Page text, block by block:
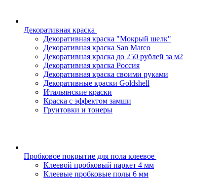
Декоративная краска
Декоративная краска "Мокрый шелк"
Декоративная краска San Marco
Декоративная краска до 250 рублей за м2
Декоративная краска Россия
Декоративная краска своими руками
Декоративные краски Goldshell
Итальянские краски
Краска с эффектом замши
Грунтовки и тонеры
Пробковое покрытие для пола клеевое
Клеевой пробковый паркет 4 мм
Клеевые пробковые полы 6 мм